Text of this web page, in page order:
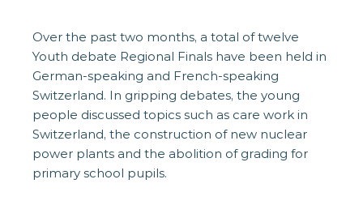
Over the past two months, a total of twelve
Youth debate Regional Finals have been held in
German-speaking and French-speaking
Switzerland. In gripping debates, the young
people discussed topics such as care work in
Switzerland, the construction of new nuclear
power plants and the abolition of grading for
primary school pupils.